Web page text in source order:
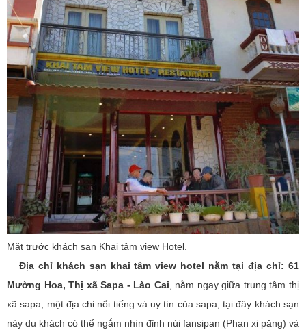
Mặt trước khách sạn Khai tâm view Hotel.
Địa chỉ khách sạn khai tâm view hotel nằm tại địa chỉ: 61
Mường Hoa, Thị xã Sapa - Lào Cai , nằm ngay giữa trung tâm thị
xã sapa, một địa chỉ nổi tiếng và uy tín của sapa, tại đây khách sạn
này du khách có thể ngắm nhìn đỉnh núi fansipan (Phan xi păng) và